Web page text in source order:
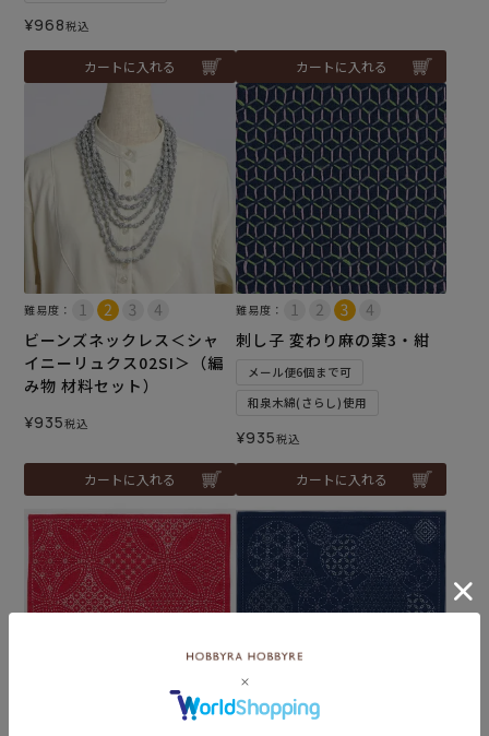
¥968税込
カートに入れる カートに入れる
難易度：
ビーンズネックレス＜シャ
イニーリュクス02SI＞（編
み物 材料セット）
¥935税込
カートに入れる
難易度：
刺し子 変わり麻の葉3・紺
メール便6個まで可
和泉木綿(さらし)使用
¥935税込
カートに入れる
難易度：